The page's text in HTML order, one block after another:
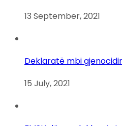
13 September, 2021
Deklaratë mbi
15 July, 2021